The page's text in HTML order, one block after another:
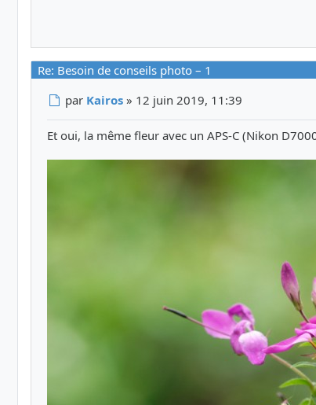
Re: Besoin de conseils photo – 1
Message
par Kairos » 12 juin 2019, 11:39
Et oui, la même fleur avec un APS-C (Nikon